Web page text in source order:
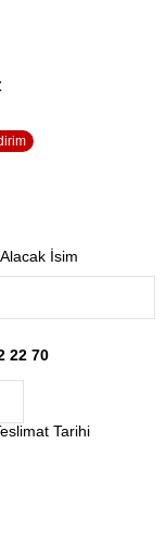
İsim
22 70
Tarihi